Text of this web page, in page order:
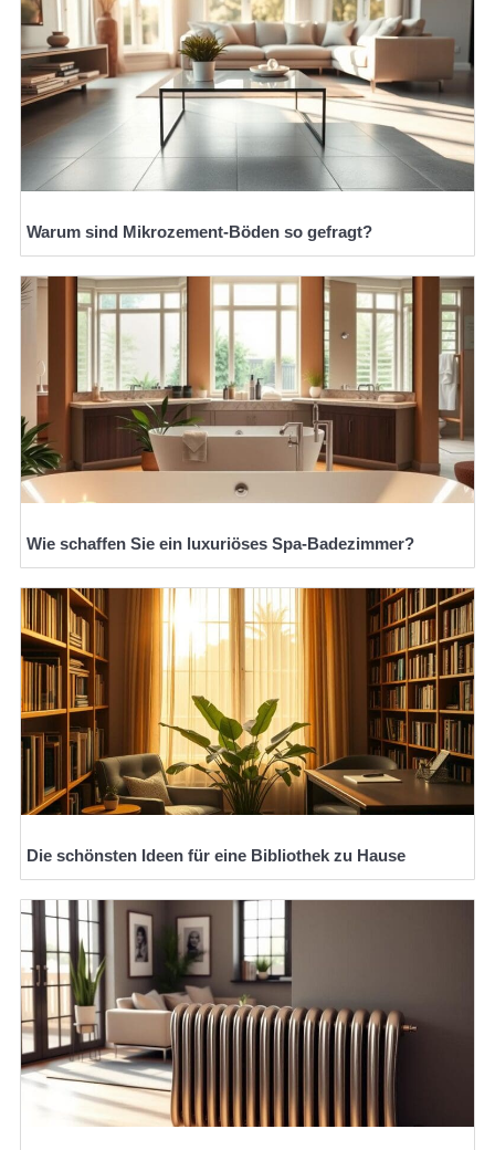
Warum sind Mikrozement-Böden so gefragt?
Wie schaffen Sie ein luxuriöses Spa-Badezimmer?
Die schönsten Ideen für eine Bibliothek zu Hause